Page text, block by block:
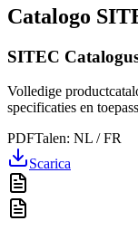
Catalogo
SITEC
Volledige
specificaties en
PDFTalen: NL / FR
Scarica